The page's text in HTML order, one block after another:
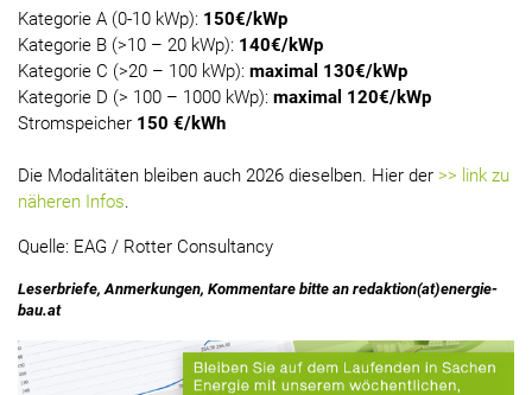
Kategorie A (0-10 kWp): 150€/kWp
Kategorie B (>10 – 20 kWp): 140€/kWp
Kategorie C (>20 – 100 kWp): maximal 130€/kWp
Kategorie D (> 100 – 1000 kWp): maximal 120€/kWp
Stromspeicher 150 €/kWh
Die Modalitäten bleiben auch 2026 dieselben. Hier der >> link zu
näheren Infos.
Quelle: EAG / Rotter Consultancy
Leserbriefe, Anmerkungen, Kommentare bitte an redaktion(at)energie-
bau.at